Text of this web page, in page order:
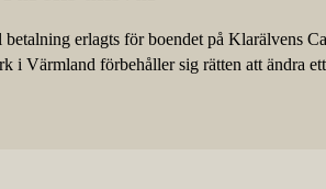
erlagts för boendet på Klarälvens
i Värmland förbehåller sig rätten att ändra